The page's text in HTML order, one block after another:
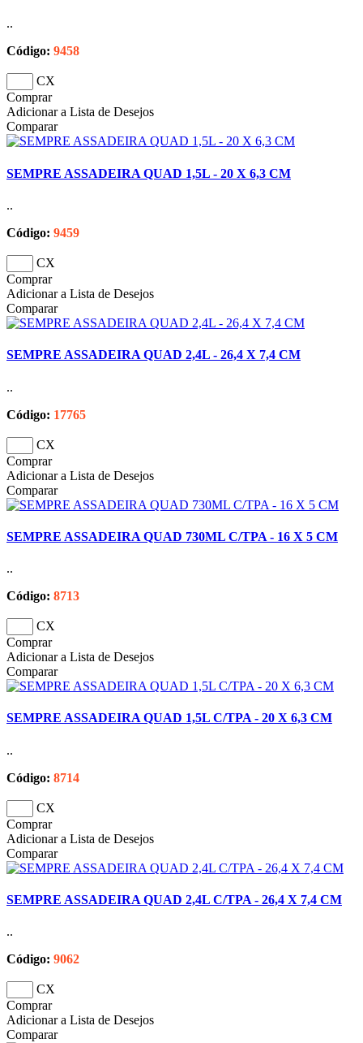
..
Código: 9458
CX
Comprar
Adicionar a Lista de Desejos
Comparar
SEMPRE ASSADEIRA QUAD 1,5L - 20 X 6,3 CM
..
Código: 9459
CX
Comprar
Adicionar a Lista de Desejos
Comparar
SEMPRE ASSADEIRA QUAD 2,4L - 26,4 X 7,4 CM
..
Código: 17765
CX
Comprar
Adicionar a Lista de Desejos
Comparar
SEMPRE ASSADEIRA QUAD 730ML C/TPA - 16 X 5 CM
..
Código: 8713
CX
Comprar
Adicionar a Lista de Desejos
Comparar
SEMPRE ASSADEIRA QUAD 1,5L C/TPA - 20 X 6,3 CM
..
Código: 8714
CX
Comprar
Adicionar a Lista de Desejos
Comparar
SEMPRE ASSADEIRA QUAD 2,4L C/TPA - 26,4 X 7,4 CM
..
Código: 9062
CX
Comprar
Adicionar a Lista de Desejos
Comparar